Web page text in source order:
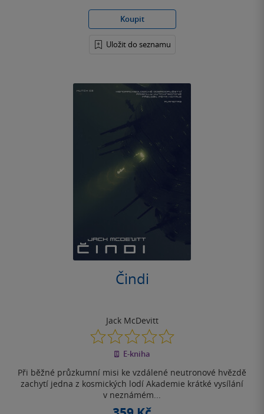
Koupit
Uložit do seznamu
Čindi
Jack McDevitt
0.0
z
5
E-kniha
Při běžné průzkumní misi ke vzdálené neutronové hvězdě
zachytí jedna z kosmických lodí Akademie krátké vysílání
v neznámém...